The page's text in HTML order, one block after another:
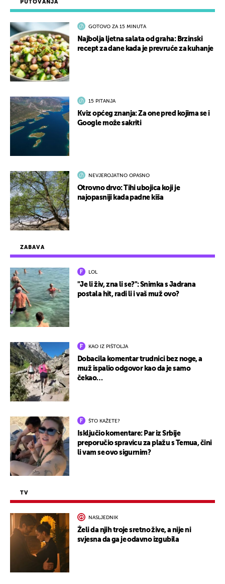
ZABAVA
LOL
"Je li živ, zna li se?": Snimka s Jadrana
postala hit, radi li i vaš muž ovo?
KAO IZ PIŠTOLJA
Dobacila komentar trudnici bez noge, a
muž ispalio odgovor kao da je samo
čekao…
ŠTO KAŽETE?
Isključio komentare: Par iz Srbije
preporučio spravicu za plažu s Temua, čini
li vam se ovo sigurnim?
TV
NASLJEDNIK
Želi da njih troje sretno žive, a nije ni
svjesna da ga je odavno izgubila
PUTOVANJA
GOTOVO ZA 15 MINUTA
Najbolja ljetna salata od graha: Brzinski
recept za dane kada je prevruće za kuhanje
15 PITANJA
Kviz općeg znanja: Za one pred kojima se i
Google može sakriti
NEVJEROJATNO OPASNO
Otrovno drvo: Tihi ubojica koji je
najopasniji kada padne kiša